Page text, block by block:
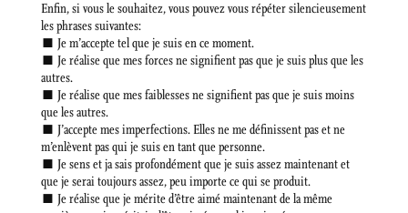
Enfin, si vous le souhaitez, vous pouvez vous répéter silencieusement
les phrases suivantes:
■ Je m’accepte tel que je suis en ce moment.
■ Je réalise que mes forces ne signifient pas que je suis plus que les
autres.
■ Je réalise que mes faiblesses ne signifient pas que je suis moins
que les autres.
■ J’accepte mes imperfections. Elles ne me définissent pas et ne
m’enlèvent pas qui je suis en tant que personne.
■ Je sens et ja sais profondément que je suis assez maintenant et
que je serai toujours assez, peu importe ce qui se produit.
■ Je réalise que je mérite d’être aimé maintenant de la même